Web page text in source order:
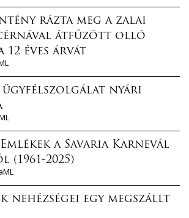
rázta meg a zalai
átfűzött olló
éves árvát
ügyfélszolgálat nyári
Emlékek a Savaria Karnevál
2025)
nehézségei egy megszállt